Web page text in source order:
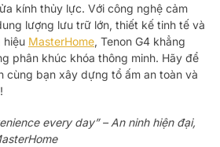
kính thủy lực. Với công nghệ cảm
lượng lưu trữ lớn, thiết kế tinh tế và
hiệu MasterHome, Tenon G4 khẳng
phân khúc khóa thông minh. Hãy để
cùng bạn xây dựng tổ ấm an toàn và
every day” – An ninh hiện đại,